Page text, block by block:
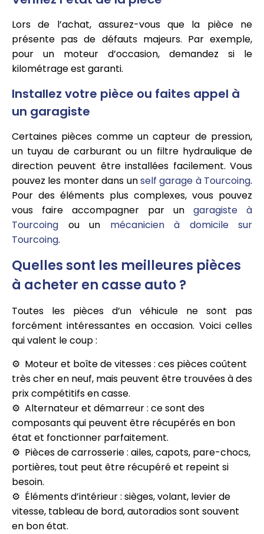
Lors de l’achat, assurez-vous que la pièce ne
présente pas de défauts majeurs. Par exemple,
pour un moteur d’occasion, demandez si le
kilométrage est garanti.
Installez votre pièce ou faites appel à
un garagiste
Certaines pièces comme un capteur de pression,
un tuyau de carburant ou un filtre hydraulique de
direction peuvent être installées facilement. Vous
pouvez les monter dans unself garage à Tourcoing.
Pour des éléments plus complexes, vous pouvez
vous faire accompagner par un garagiste à
Tourcoing ou un mécanicien à domicile sur
Tourcoing.
Quelles sont les meilleures pièces
à acheter en casse auto ?
Toutes les pièces d’un véhicule ne sont pas
forcément intéressantes en occasion. Voici celles
qui valent le coup :
Moteur et boîte de vitesses : ces pièces coûtent
très cher en neuf, mais peuvent être trouvées à des
prix compétitifs en casse.
Alternateur et démarreur : ce sont des
composants qui peuvent être récupérés en bon
état et fonctionner parfaitement.
Pièces de carrosserie : ailes, capots, pare-chocs,
portières, tout peut être récupéré et repeint si
besoin.
Éléments d’intérieur : sièges, volant, levier de
vitesse, tableau de bord, autoradios sont souvent
en bon état.